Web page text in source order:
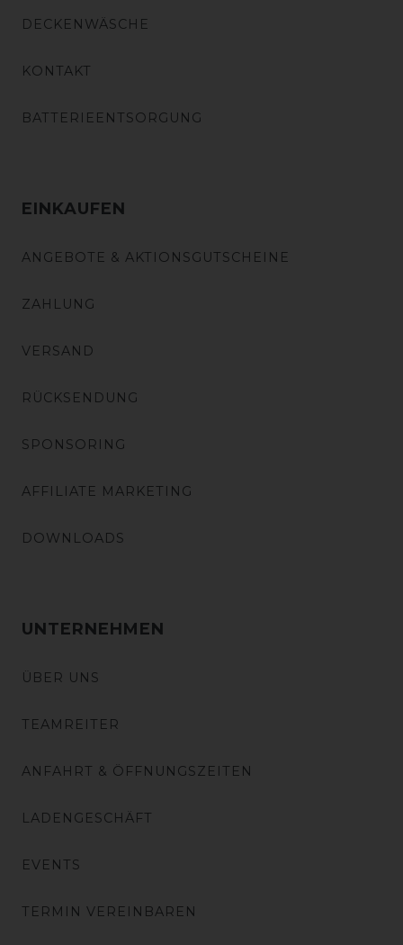
DECKENWÄSCHE
KONTAKT
BATTERIEENTSORGUNG
EINKAUFEN
ANGEBOTE & AKTIONSGUTSCHEINE
ZAHLUNG
VERSAND
RÜCKSENDUNG
SPONSORING
AFFILIATE MARKETING
DOWNLOADS
UNTERNEHMEN
ÜBER UNS
TEAMREITER
ANFAHRT & ÖFFNUNGSZEITEN
LADENGESCHÄFT
EVENTS
TERMIN VEREINBAREN